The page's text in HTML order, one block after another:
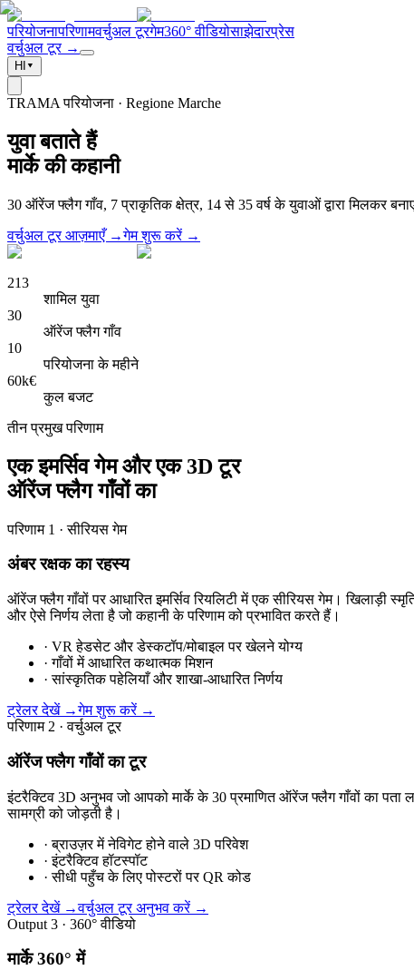
परियोजनापरिणामवर्चुअल टूरगेम360° वीडियोसाझेदारप्रेस
वर्चुअल टूर →
HI ▾
TRAMA परियोजना · Regione Marche
युवा बताते हैं
मार्के की कहानी
30 ऑरेंज फ्लैग गाँव, 7 प्राकृतिक क्षेत्र, 14 से 35 वर्ष के युवाओं द्वारा मिलकर बनाए
वर्चुअल टूर आज़माएँ →गेम शुरू करें →
213
शामिल युवा
30
ऑरेंज फ्लैग गाँव
10
परियोजना के महीने
60k€
कुल बजट
तीन प्रमुख परिणाम
एक इमर्सिव गेम और एक 3D टूर
ऑरेंज फ्लैग गाँवों का
परिणाम 1 · सीरियस गेम
अंबर रक्षक का रहस्य
ऑरेंज फ्लैग गाँवों पर आधारित इमर्सिव रियलिटी में एक सीरियस गेम। खिलाड़ी
और ऐसे निर्णय लेता है जो कहानी के परिणाम को प्रभावित करते हैं।
· VR हेडसेट और डेस्कटॉप/मोबाइल पर खेलने योग्य
·गाँवों में आधारित कथात्मक मिशन
·सांस्कृतिक पहेलियाँ और शाखा-आधारित निर्णय
ट्रेलर देखें →गेम शुरू करें →
परिणाम 2 · वर्चुअल टूर
ऑरेंज फ्लैग गाँवों का टूर
इंटरैक्टिव 3D अनुभव जो आपको मार्के के 30 प्रमाणित ऑरेंज फ्लैग गाँवों का पता
सामग्री को जोड़ती है।
·ब्राउज़र में नेविगेट होने वाले 3D परिवेश
·इंटरैक्टिव हॉटस्पॉट
·सीधी पहुँच के लिए पोस्टरों पर QR कोड
ट्रेलर देखें →वर्चुअल टूर अनुभव करें →
Output 3 · 360° वीडियो
मार्के 360° में